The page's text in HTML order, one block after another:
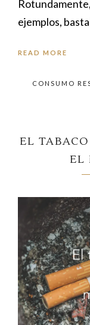
ejemplos,
READ MORE
CONSUMO
EL
EL